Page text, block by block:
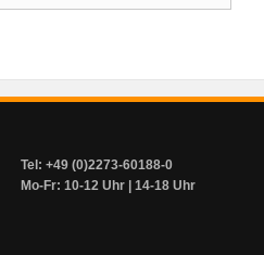
Tel: +49 (0)2273-60188-0
Mo-Fr: 10-12 Uhr | 14-18 Uhr